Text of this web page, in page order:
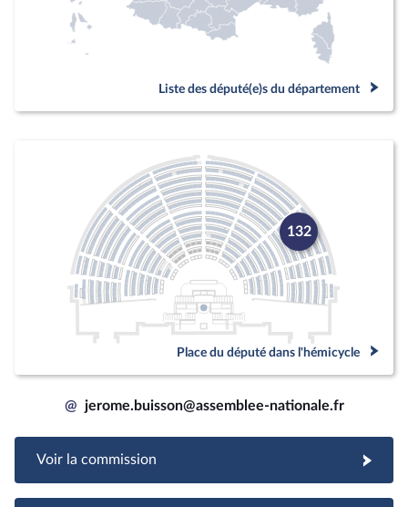
Liste des député(e)s du département
132
Place du député dans l'hémicycle
@ jerome.buisson@assemblee-nationale.fr
Voir la commission